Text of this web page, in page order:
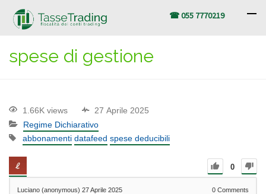
☎ 055 7770219
spese di gestione
1.66K views
27 Aprile 2025
Regime Dichiarativo
abbonamenti datafeed spese deducibili
0
Luciano (anonymous) 27 Aprile 2025 0 Comments